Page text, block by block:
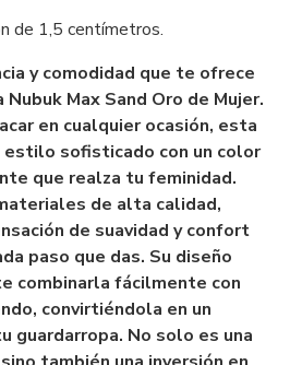
de 1,5 centímetros.
y comodidad que te ofrece
Max Sand Oro de Mujer.
en cualquier ocasión, esta
estilo sofisticado con un color
que realza tu feminidad.
de alta calidad,
de suavidad y confort
paso que das. Su diseño
combinarla fácilmente con
convirtiéndola en un
guardarropa. No solo es una